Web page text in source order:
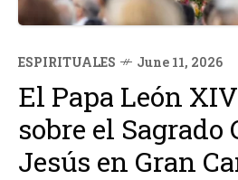
ESPIRITUALES June 11, 2026
El Papa León
sobre el Sagrado
Jesús en Gran